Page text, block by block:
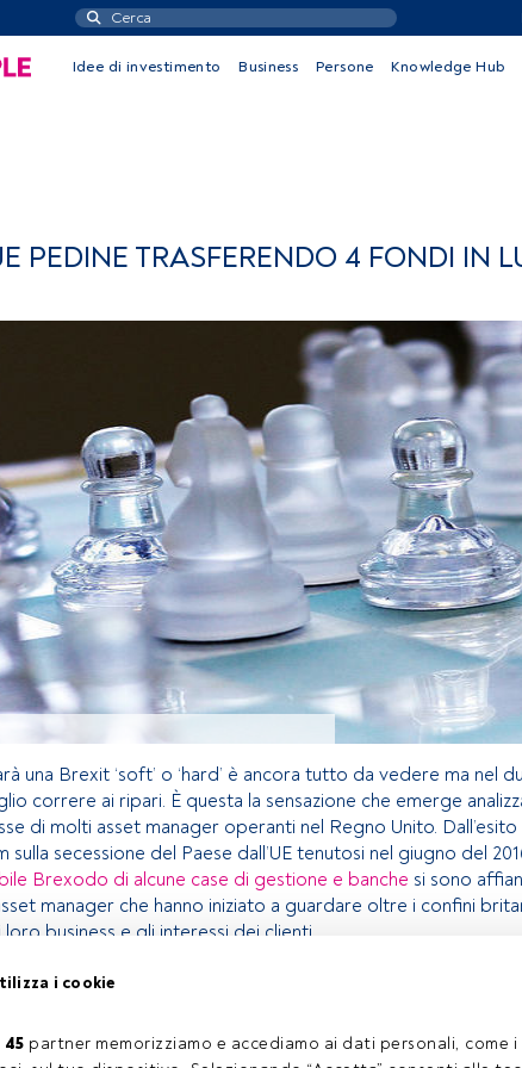
i cookie
45 partner memorizziamo e accediamo ai dati personali, come
Idee di investimento Business Persone Knowledge Hub
PEDINE TRASFERENDO 4 FONDI IN
una Brexit ‘soft’ o ‘hard’ è ancora tutto da vedere ma nel
correre ai ripari. È questa la sensazione che emerge
di molti asset manager operanti nel Regno Unito. Dall’esito
sulla secessione del Paese dall’UE tenutosi nel giugno del
Brexodo di alcune case di gestione e banche si sono
manager che hanno iniziato a guardare oltre i confini
business e gli interessi dei clienti.
il pulsante Login. Se non hai ancora un account, ti